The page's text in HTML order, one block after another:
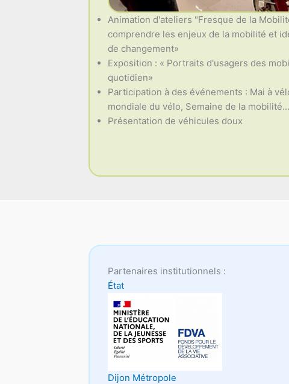
Animation d'ateliers "Fresque de la
comprendre les enjeux de la mobilité et
de changement»
Exposition : « Portraits d'usagers des
quotidien»
Participation à des événements : Mai à
mondiale du vélo, Semaine de la mobilité...
Présentation de véhicules doux
Partenaires institutionnels :
État
Dijon Métropole